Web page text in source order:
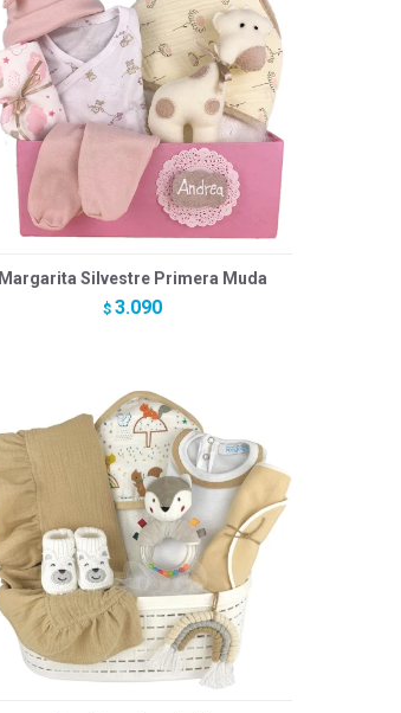
Margarita Silvestre Primera Muda
$ 3.090